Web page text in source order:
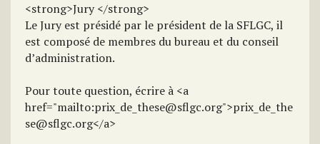
<strong>Jury </strong>
Le Jury est présidé par le président de la SFLGC, il
est composé de membres du bureau et du conseil
d’administration.
Pour toute question, écrire à <a
href="mailto:prix_de_these@sflgc.org">prix_de_the
se@sflgc.org</a>